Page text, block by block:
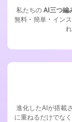
私たちの AI三つ編
無料・簡単・イン
進化したAIが搭載
に重ねるだけでな